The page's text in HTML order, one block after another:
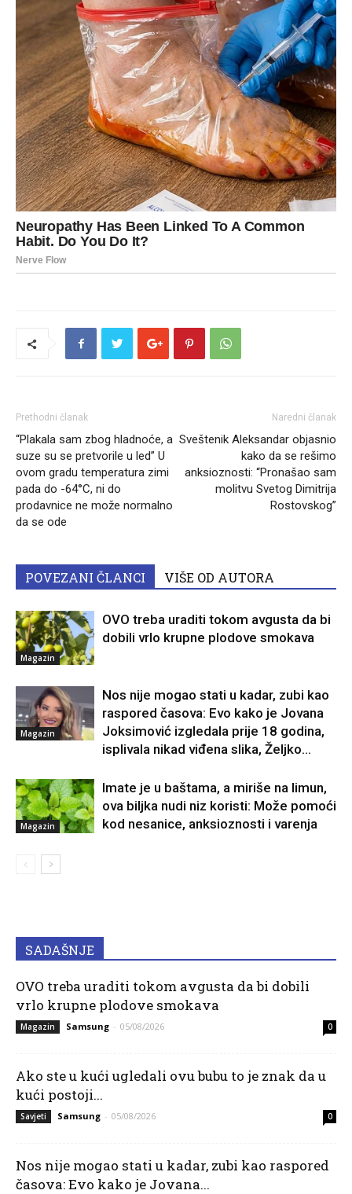
Prethodni članak
“Plakala sam zbog hladnoće, a
suze su se pretvorile u led” U
ovom gradu temperatura zimi
pada do -64°C, ni do
prodavnice ne može normalno
da se ode
Naredni članak
Sveštenik Aleksandar objasnio
kako da se rešimo
anksioznosti: “Pronašao sam
molitvu Svetog Dimitrija
Rostovskog”
POVEZANI ČLANCI VIŠE OD AUTORA
Magazin
OVO treba uraditi tokom avgusta da bi
dobili vrlo krupne plodove smokava
Magazin
Nos nije mogao stati u kadar, zubi kao
raspored časova: Evo kako je Jovana
Joksimović izgledala prije 18 godina,
isplivala nikad viđena slika, Željko...
Magazin
Imate je u baštama, a miriše na limun,
ova biljka nudi niz koristi: Može pomoći
kod nesanice, anksioznosti i varenja
SADAŠNJE
OVO treba uraditi tokom avgusta da bi dobili
vrlo krupne plodove smokava
Magazin Samsung - 05/08/2026 0
Ako ste u kući ugledali ovu bubu to je znak da u
kući postoji...
Savjeti Samsung - 05/08/2026 0
Nos nije mogao stati u kadar, zubi kao raspored
časova: Evo kako je Jovana...